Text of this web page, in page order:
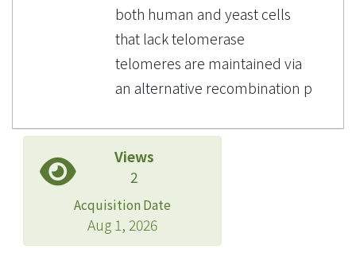
both human and yeast cells
that lack telomerase
telomeres are maintained via
an alternative recombination p
Views
2
Acquisition Date
Aug 1, 2026